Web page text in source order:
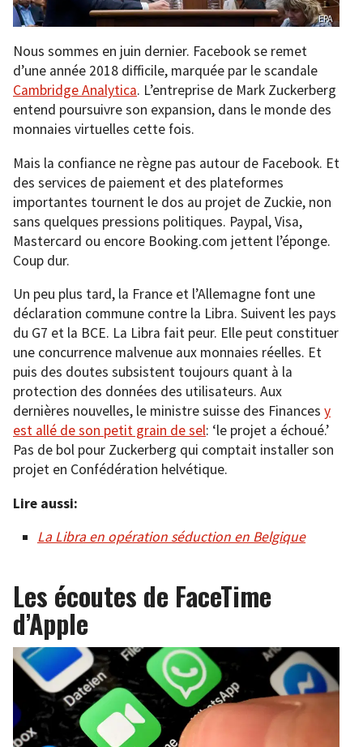
EPA
Nous sommes en juin dernier. Facebook se remet
d’une année 2018 difficile, marquée par le scandale
Cambridge Analytica. L’entreprise de Mark Zuckerberg
entend poursuivre son expansion, dans le monde des
monnaies virtuelles cette fois.
Mais la confiance ne règne pas autour de Facebook. Et
des services de paiement et des plateformes
importantes tournent le dos au projet de Zuckie, non
sans quelques pressions politiques. Paypal, Visa,
Mastercard ou encore Booking.com jettent l’éponge.
Coup dur.
Un peu plus tard, la France et l’Allemagne font une
déclaration commune contre la Libra. Suivent les pays
du G7 et la BCE. La Libra fait peur. Elle peut constituer
une concurrence malvenue aux monnaies réelles. Et
puis des doutes subsistent toujours quant à la
protection des données des utilisateurs. Aux
dernières nouvelles, le ministre suisse des Finances y
est allé de son petit grain de sel: ‘le projet a échoué.’
Pas de bol pour Zuckerberg qui comptait installer son
projet en Confédération helvétique.
Lire aussi:
La Libra en opération séduction en Belgique
Les écoutes de FaceTime
d’Apple